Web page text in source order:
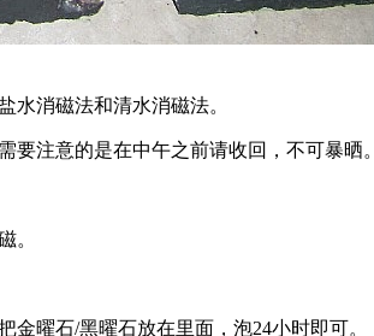
水消磁法和清水消磁法。
要注意的是在中午之前请收回，不可暴晒。
。
曜石/黑曜石放在里面，泡24小时即可。